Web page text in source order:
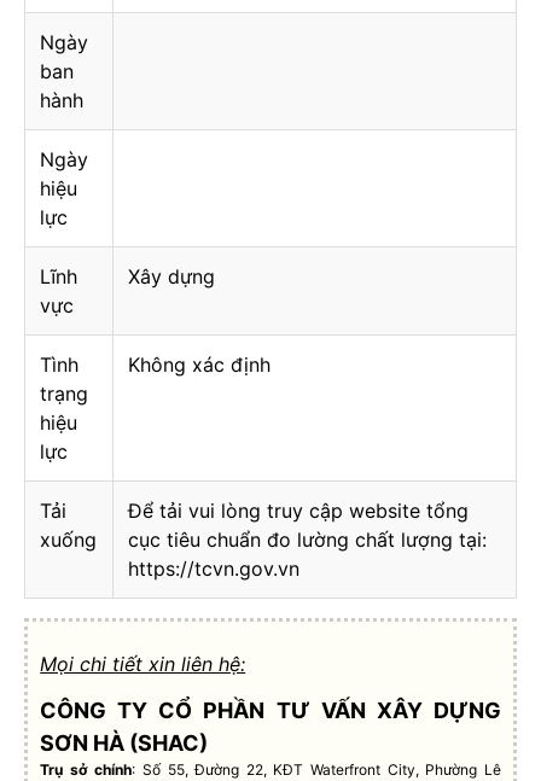
Ngày
ban
hành
Ngày
hiệu
lực
Lĩnh
vực
Xây dựng
Tình
trạng
hiệu
lực
Không xác định
Tải
xuống
Để tải vui lòng truy cập website tổng
cục tiêu chuẩn đo lường chất lượng tại:
https://tcvn.gov.vn
Mọi chi tiết xin liên hệ:
CÔNG TY CỔ PHẦN TƯ VẤN XÂY DỰNG
SƠN HÀ (SHAC)
Trụ sở chính: Số 55, Đường 22, KĐT Waterfront City, Phường Lê